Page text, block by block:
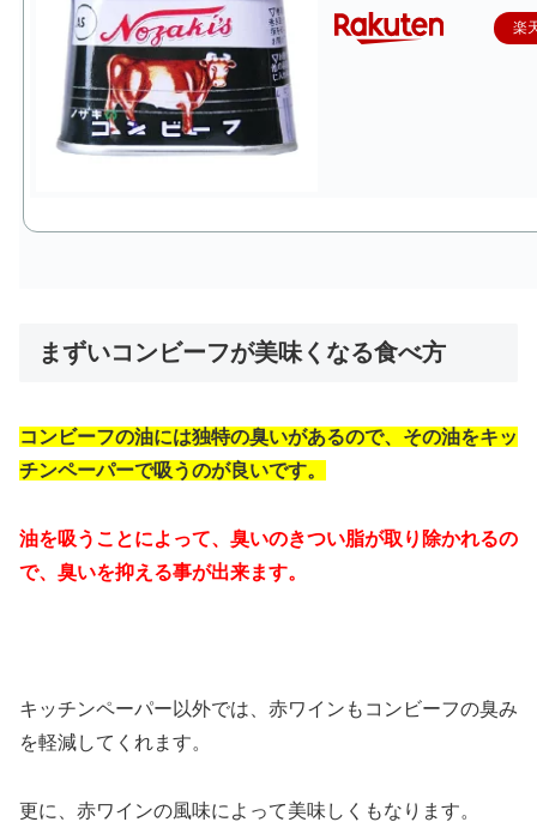
楽
まずいコンビーフが美味くなる食べ方
コンビーフの油には独特の臭いがあるので、その油をキッ
チンペーパーで吸うのが良いです。
油を吸うことによって、臭いのきつい脂が取り除かれるの
で、臭いを抑える事が出来ます。
キッチンペーパー以外では、赤ワインもコンビーフの臭み
を軽減してくれます。
更に、赤ワインの風味によって美味しくもなります。